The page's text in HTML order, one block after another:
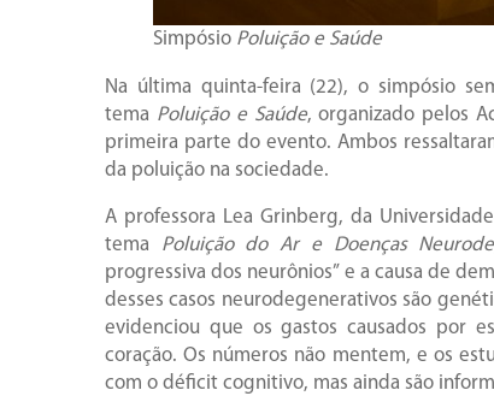
Simpósio Poluição e Saúde
Na última quinta-feira (22), o simpósio
tema Poluição e Saúde, organizado pelos
primeira parte do evento. Ambos
da poluição na sociedade.
A professora Lea Grinberg, da
tema Poluição do Ar e Doenças
progressiva dos neurônios” e a causa de
desses casos neurodegenerativos são
evidenciou que os gastos causados por
coração. Os números não mentem, e os
com o déficit cognitivo, mas ainda são